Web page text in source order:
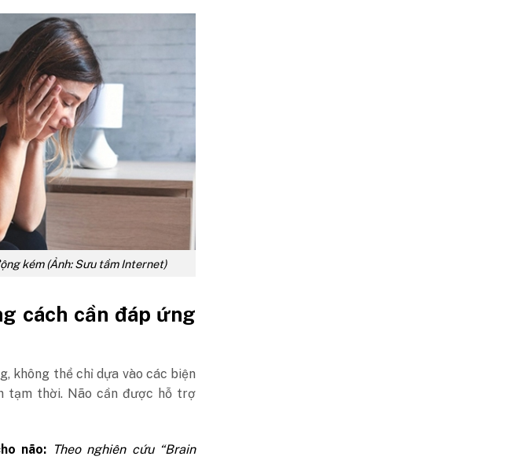
kém (Ảnh: Sưu tầm Internet)
cách cần đáp ứng
không thể chỉ dựa vào các biện
tạm thời. Não cần được hỗ trợ
não: Theo nghiên cứu “Brain